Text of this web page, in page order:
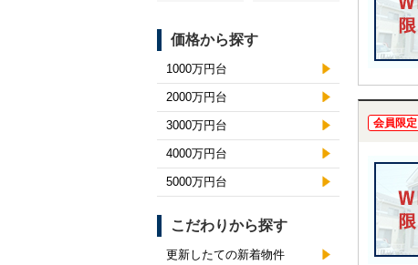
会員限定
価格から探す
1000万円台
2000万円台
3000万円台
4000万円台
5000万円台
こだわりから探す
更新したての新着物件